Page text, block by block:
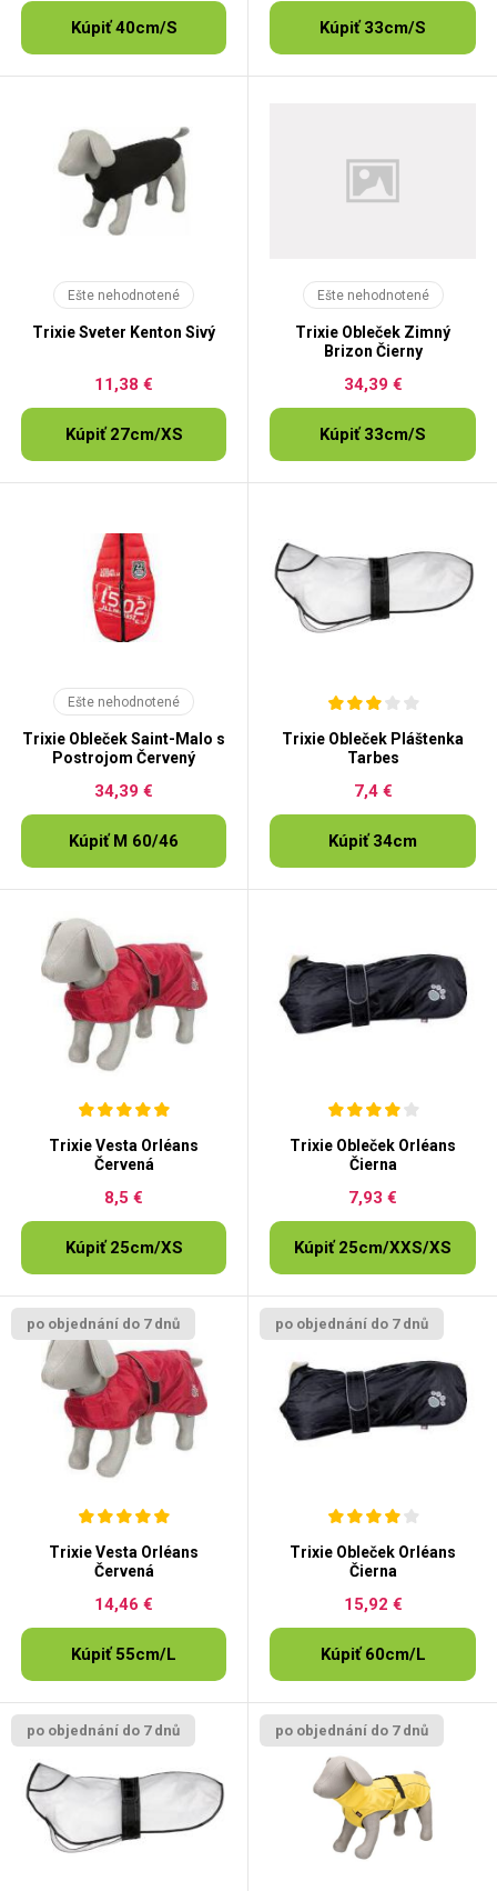
Kúpiť 40cm/S Kúpiť 33cm/S
Ešte nehodnotené
Trixie Sveter Kenton Sivý
11,38 €
Kúpiť 27cm/XS
Ešte nehodnotené
Trixie Obleček Zimný
Brizon Čierny
34,39 €
Kúpiť 33cm/S
Ešte nehodnotené
Trixie Obleček Saint-Malo s
Postrojom Červený
34,39 €
Kúpiť M 60/46
Trixie Obleček Pláštenka
Tarbes
7,4 €
Kúpiť 34cm
Trixie Vesta Orléans
Červená
8,5 €
Kúpiť 25cm/XS
Trixie Obleček Orléans
Čierna
7,93 €
Kúpiť 25cm/XXS/XS
po objednání do 7 dnů
Trixie Vesta Orléans
Červená
14,46 €
Kúpiť 55cm/L
po objednání do 7 dnů
Trixie Obleček Orléans
Čierna
15,92 €
Kúpiť 60cm/L
po objednání do 7 dnů po objednání do 7 dnů